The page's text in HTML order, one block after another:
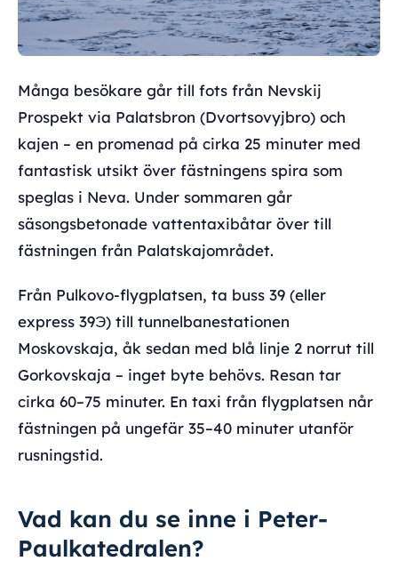
Många besökare går till fots från Nevskij
Prospekt via Palatsbron (Dvortsovyjbro) och
kajen – en promenad på cirka 25 minuter med
fantastisk utsikt över fästningens spira som
speglas i Neva. Under sommaren går
säsongsbetonade vattentaxibåtar över till
fästningen från Palatskajområdet.
Från Pulkovo-flygplatsen, ta buss 39 (eller
express 39Э) till tunnelbanestationen
Moskovskaja, åk sedan med blå linje 2 norrut till
Gorkovskaja – inget byte behövs. Resan tar
cirka 60–75 minuter. En taxi från flygplatsen når
fästningen på ungefär 35–40 minuter utanför
rusningstid.
Vad kan du se inne i Peter-
Paulkatedralen?